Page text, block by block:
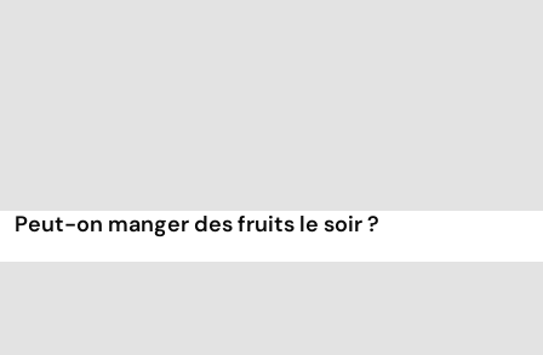
Peut-on manger des fruits le soir ?